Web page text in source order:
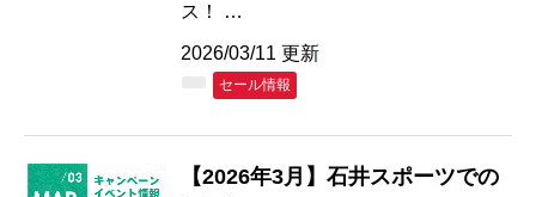
ス！ …
2026/03/11 更新
セール情報
【2026年3月】石井スポーツでの